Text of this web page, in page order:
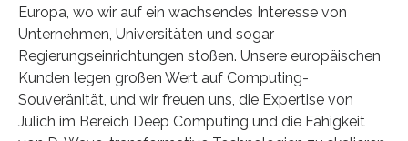
Europa, wo wir auf ein wachsendes Interesse von
Unternehmen, Universitäten und sogar
Regierungseinrichtungen stoßen. Unsere europäischen
Kunden legen großen Wert auf Computing-
Souveränität, und wir freuen uns, die Expertise von
Jülich im Bereich Deep Computing und die Fähigkeit